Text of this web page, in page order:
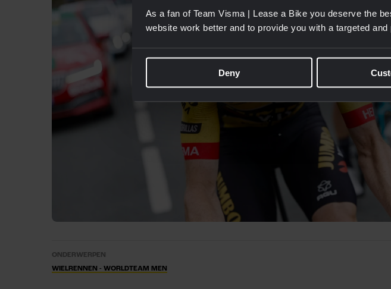
As a fan of Team Visma | Lease a Bike you deserve the
website work better and to provide you with a targeted
Deny
ONDERWERPEN
WIELRENNEN - WORLDTEAM MEN